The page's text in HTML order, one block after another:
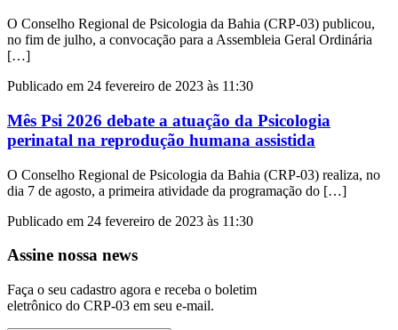
O Conselho Regional de Psicologia da Bahia (CRP-03) publicou,
no fim de julho, a convocação para a Assembleia Geral Ordinária
[…]
Publicado em 24 fevereiro de 2023 às 11:30
Mês Psi 2026 debate a atuação da Psicologia
perinatal na reprodução humana assistida
O Conselho Regional de Psicologia da Bahia (CRP-03) realiza, no
dia 7 de agosto, a primeira atividade da programação do […]
Publicado em 24 fevereiro de 2023 às 11:30
Assine nossa news
Faça o seu cadastro agora e receba o boletim
eletrônico do CRP-03 em seu e-mail.